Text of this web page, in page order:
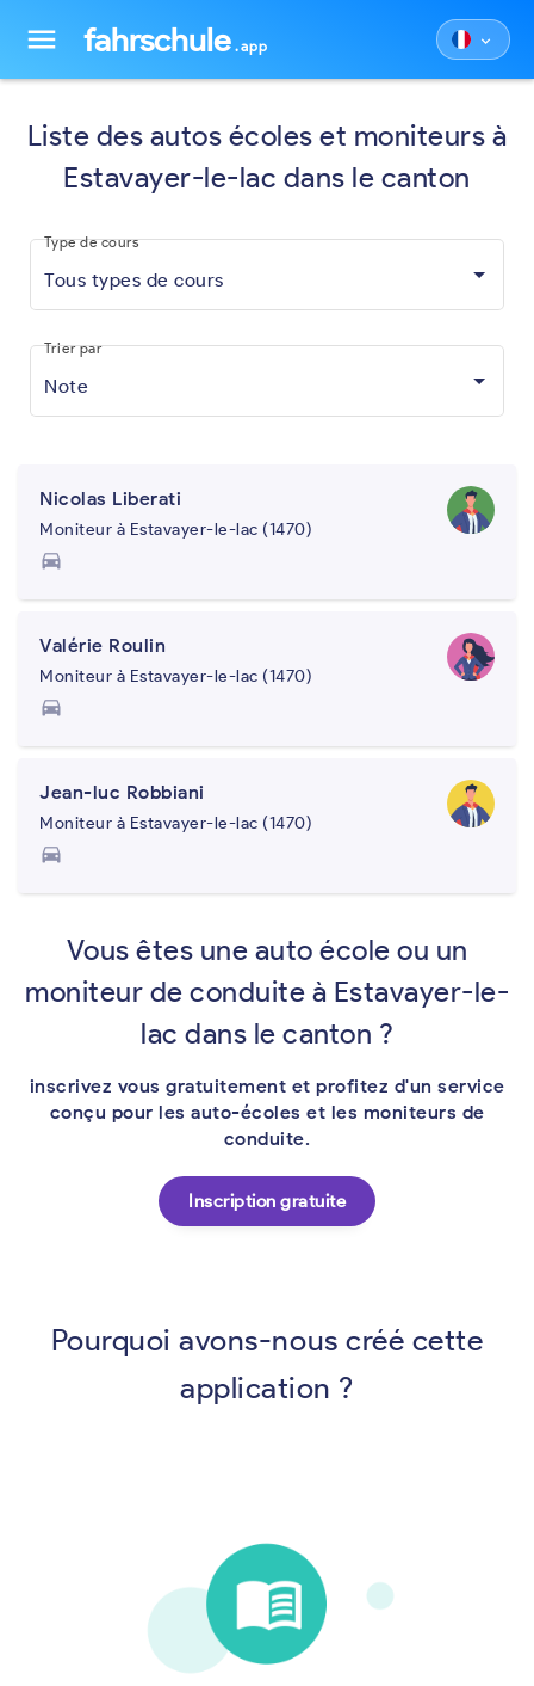
menu fahrschule .app keyboard_arrow_down
Liste des autos écoles et moniteurs à
Estavayer-le-lac dans le canton
Tous types de cours
Type de cours
Note
Trier par
Nicolas Liberati
Moniteur à Estavayer-le-lac (1470)
directions_car
Valérie Roulin
Moniteur à Estavayer-le-lac (1470)
directions_car
Jean-luc Robbiani
Moniteur à Estavayer-le-lac (1470)
directions_car
Vous êtes une auto école ou un
moniteur de conduite à Estavayer-le-
lac dans le canton ?
inscrivez vous gratuitement et profitez d'un service
conçu pour les auto-écoles et les moniteurs de
conduite.
Inscription gratuite
Pourquoi avons-nous créé cette
application ?